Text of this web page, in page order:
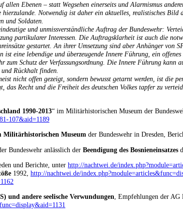
allen Ebenen – statt Wegsehen einerseits und Alarmismus
Notwendig ist daher ein aktuelles, realistisches
und Soldaten.
und unmissverständliche Auftrag der Bundeswehr:
partikularer Interessen. Die Auftragsklarheit ist auch die
gestartet. An ihrer Umsetzung sind aber Anhänger von
eine lebendige und überzeugende Innere Führung, ein
zum Schutz der Verfassungsordnung. Die Innere Führung
Rückhalt finden.
nicht offen gezeigt, sondern bewusst getarnt werden, ist die
das Recht und die Freiheit des deutschen Volkes tapfer zu
1990-2013“ im Militärhistorischen Museum der
107&aid=1189
Militärhistorischen Museum der Bundeswehr in Dresden,
Bundeswehr anlässlich der Beendigung des Bosnieneinsatzes
und Berichte, unter http://nachtwei.de/
1992, http://nachtwei.de/
und andere seelische Verwundungen, Empfehlungen der AG